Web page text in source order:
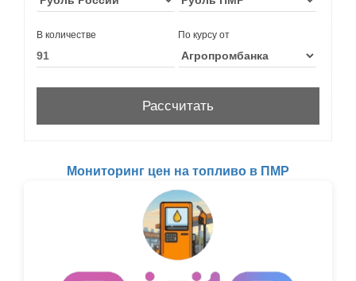
В количестве По курсу от
Мониторинг цен на топливо в ПМР